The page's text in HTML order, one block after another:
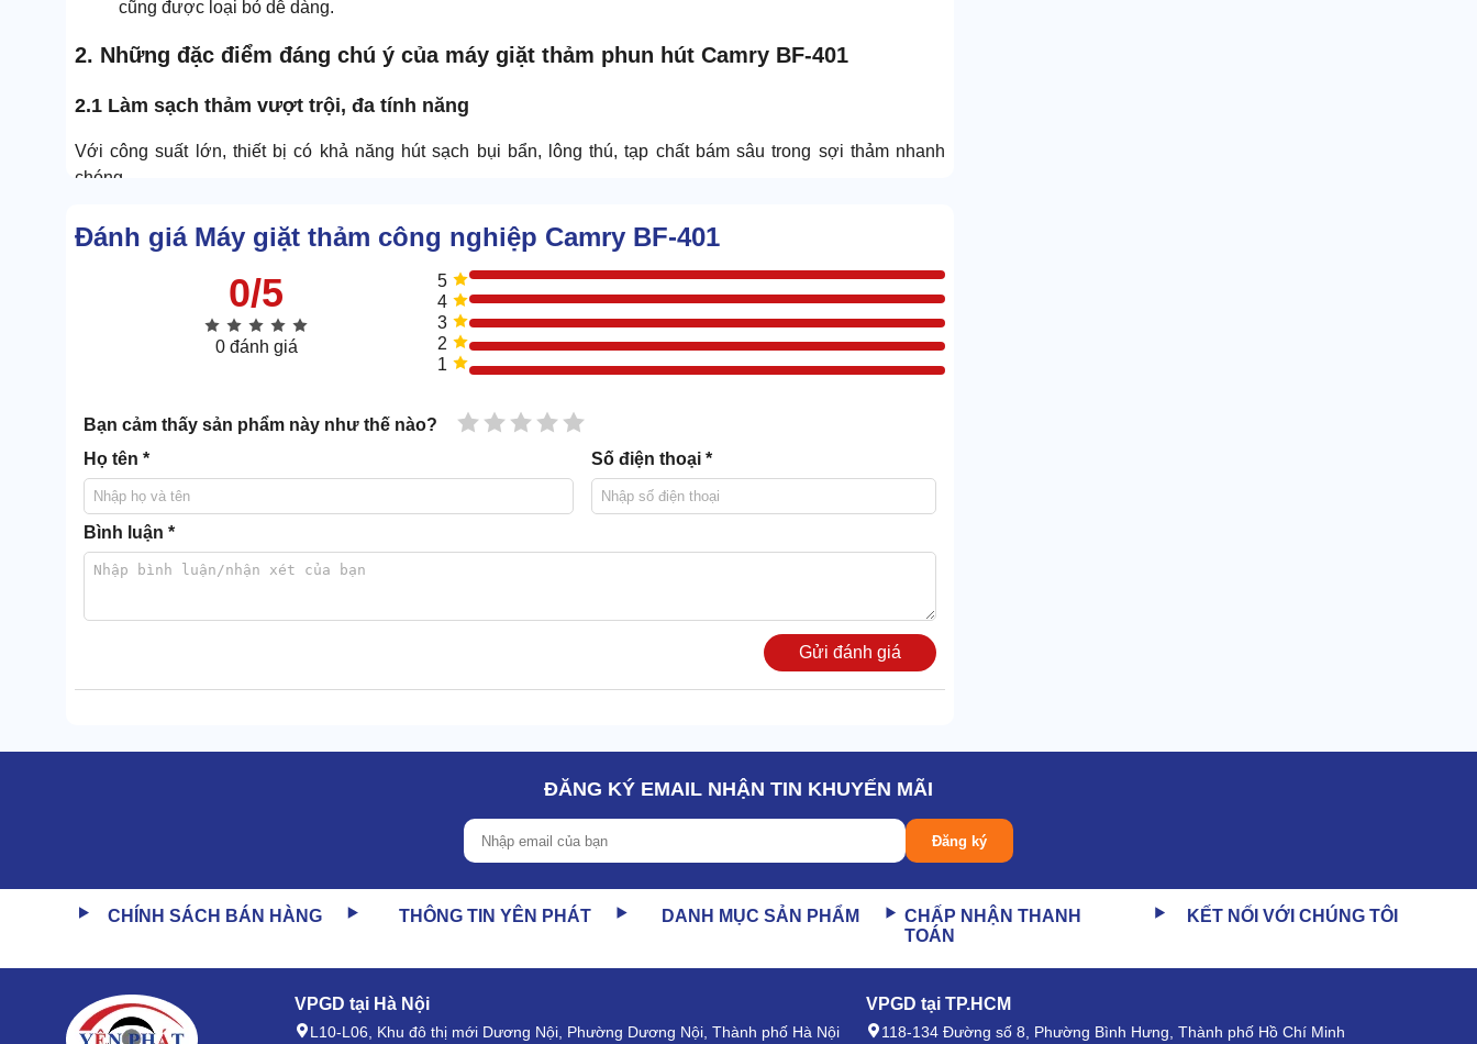
cũng được loại bỏ dễ dàng.
2. Những đặc điểm đáng chú ý của máy giặt thảm phun hút Camry BF-401
2.1 Làm sạch thảm vượt trội, đa tính năng
Với công suất lớn, thiết bị có khả năng hút sạch bụi bẩn, lông thú, tạp chất bám sâu trong sợi thảm nhanh
chóng.
Kết hợp với lực phun, hút mạnh mẽ, nước hoặc dung dịch tẩy rửa được phân phối đều khắp bề mặt.
Máy giặt thảm Camry
có khả năng xử lý thảm trên diện tích lớn trong thời gian ngắn, nâng cao hiệu suất vệ
sinh tối đa.
Đánh giá Máy giặt thảm công nghiệp Camry BF-401
0/5
0 đánh giá
5
4
3
2
1
Bạn cảm thấy sản phẩm này như thế nào? 5 sao
4 sao
3 sao
2 sao
1 sao
Họ tên * Số điện thoại *
Bình luận *
Gửi đánh giá
ĐĂNG KÝ EMAIL NHẬN TIN KHUYẾN MÃI
Đăng ký
CHÍNH SÁCH BÁN HÀNG THÔNG TIN YÊN PHÁT DANH MỤC SẢN PHẨM
CHẤP NHẬN THANH
TOÁN
KẾT NỐI VỚI CHÚNG TÔI
VPGD tại Hà Nội
L10-L06, Khu đô thị mới Dương Nội, Phường Dương Nội, Thành phố Hà Nội
VPGD tại TP.HCM
118-134 Đường số 8, Phường Bình Hưng, Thành phố Hồ Chí Minh